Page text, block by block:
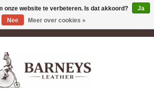
onze website te verbeteren. Is dat akkoord?
Ja
Nee
Meer over cookies »